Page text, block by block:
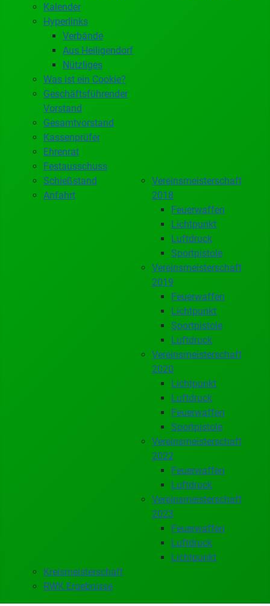
Kalender
Hyperlinks
Verbände
Aus Heiligendorf
Nützliges
Was ist ein Cookie?
Geschäftsführender
Vorstand
Gesamtvorstand
Kassenprüfer
Ehrenrat
Festausschuss
Schießstand
Anfahrt
Vereinsmeisterschaft
2018
Feuerwaffen
Lichtpunkt
Luftdruck
Sportpistole
Vereinsmeisterschaft
2019
Feuerwaffen
Lichtpunkt
Sportpistole
Luftdruck
Vereinsmeisterschaft
2020
Lichtpunkt
Luftdruck
Feuerwaffen
Sportpistole
Vereinsmeisterschaft
2022
Feuerwaffen
Luftdruck
Vereinsmeisterschaft
2023
Feuerwaffen
Luftdruck
Lichtpunkt
Kreismeisterschaft
RWK Ergebnisse